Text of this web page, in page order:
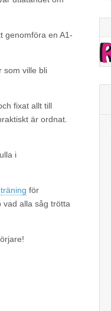
genomföra en A1-
som ville bli
fixat allt till
är ordnat.
i
träning för
alla såg trötta